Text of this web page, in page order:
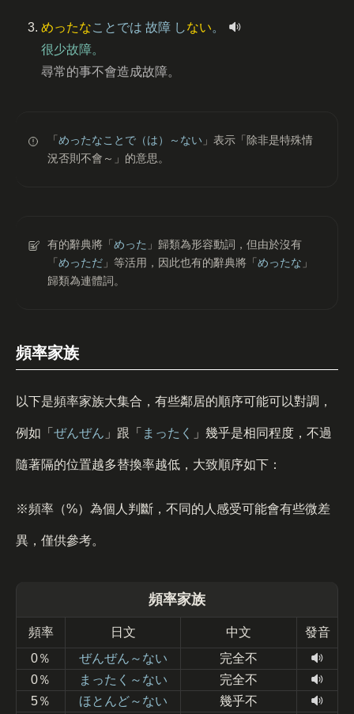
めったなことでは 故障 しない。
很少故障。
尋常的事不會造成故障。
「 めったなことで（は）～ない 」表示「除非是特殊情
況否則不會～」的意思。
有的辭典將「 めった 」歸類為形容動詞，但由於沒有
「 めっただ 」等活用，因此也有的辭典將「 めったな 」
歸類為連體詞。
頻率家族
以下是頻率家族大集合，有些鄰居的順序可能可以對調，
例如「 ぜんぜん 」跟「 まったく 」幾乎是相同程度，不過
隨著隔的位置越多替換率越低，大致順序如下：
※頻率（%）為個人判斷，不同的人感受可能會有些微差
異，僅供參考。
頻率家族
頻率 日文 中文
發音
0％
ぜんぜん～ない
完全不
0％
まったく～ない
完全不
5％
ほとんど～ない 幾乎不